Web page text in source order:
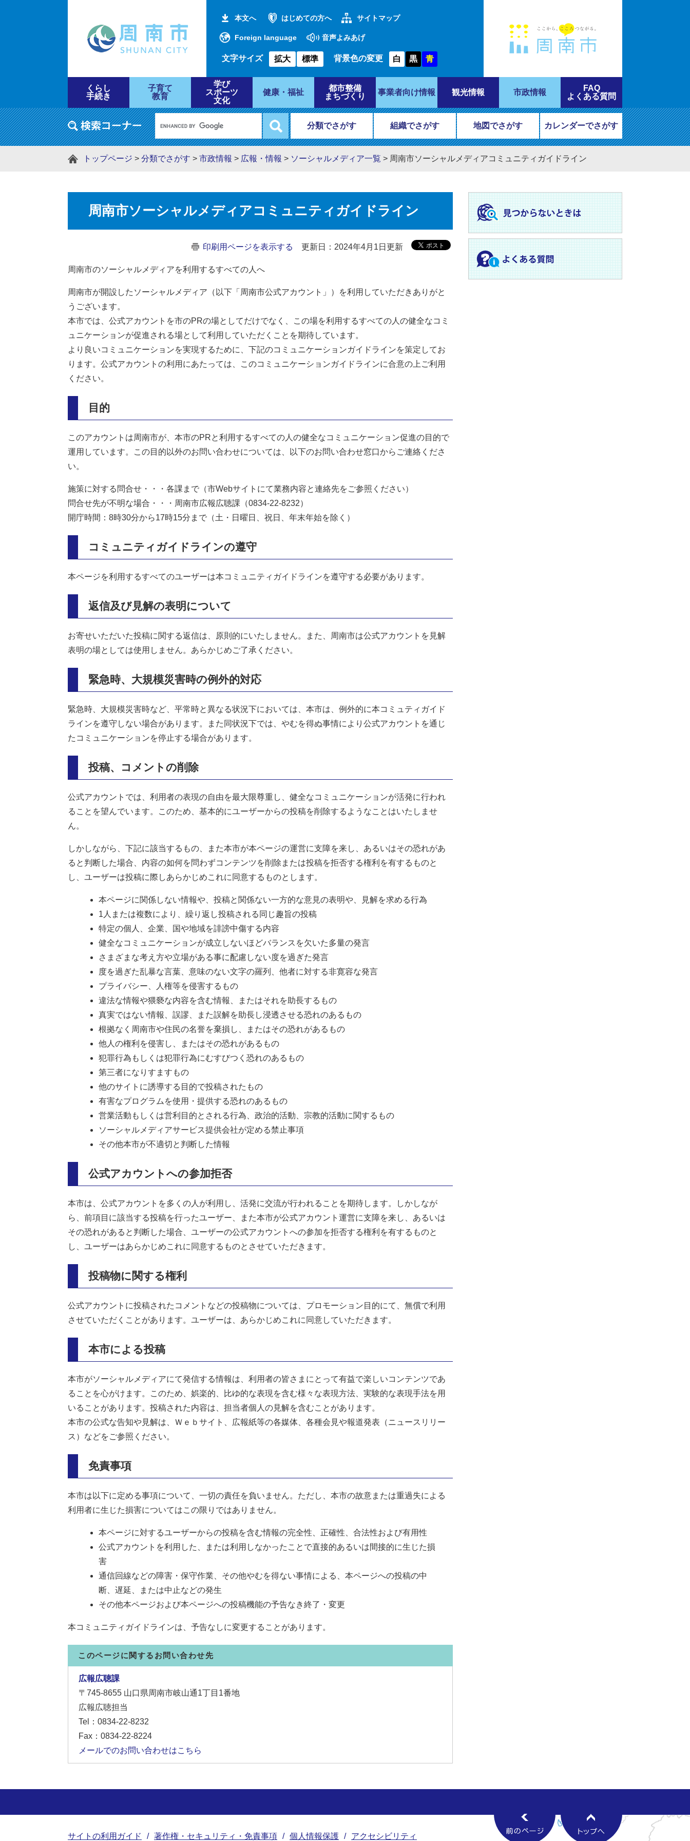
本文へ はじめての方へ サイトマップ
Foreign language 音声よみあげ
文字サイズ 拡大 標準 背景色の変更 白 黒 青
くらし
手続き
子育て
教育
学び
スポーツ
文化
健康・福祉
都市整備
まちづくり
事業者向け情報 観光情報 市政情報
FAQ
よくある質問
分類でさがす 組織でさがす 地図でさがす カレンダーでさがす
トップページ > 分類でさがす > 市政情報 > 広報・情報 > ソーシャルメディア一覧 > 周南市ソーシャルメディアコミュニティガイドライン
周南市ソーシャルメディアコミュニティガイドライン
印刷用ページを表示する 更新日：2024年4月1日更新
周南市のソーシャルメディアを利用するすべての人へ
周南市が開設したソーシャルメディア（以下「周南市公式アカウント」）を利用していただきありがと
うございます。
本市では、公式アカウントを市のPRの場としてだけでなく、この場を利用するすべての人の健全なコミ
ュニケーションが促進される場として利用していただくことを期待しています。
より良いコミュニケーションを実現するために、下記のコミュニケーションガイドラインを策定してお
ります。公式アカウントの利用にあたっては、このコミュニケーションガイドラインに合意の上ご利用
ください。
目的
このアカウントは周南市が、本市のPRと利用するすべての人の健全なコミュニケーション促進の目的で
運用しています。この目的以外のお問い合わせについては、以下のお問い合わせ窓口からご連絡くださ
い。
施策に対する問合せ・・・各課まで（市Webサイトにて業務内容と連絡先をご参照ください）
問合せ先が不明な場合・・・周南市広報広聴課（0834-22-8232）
開庁時間：8時30分から17時15分まで（土・日曜日、祝日、年末年始を除く）
コミュニティガイドラインの遵守
本ページを利用するすべてのユーザーは本コミュニティガイドラインを遵守する必要があります。
返信及び見解の表明について
お寄せいただいた投稿に関する返信は、原則的にいたしません。また、周南市は公式アカウントを見解
表明の場としては使用しません。あらかじめご了承ください。
緊急時、大規模災害時の例外的対応
緊急時、大規模災害時など、平常時と異なる状況下においては、本市は、例外的に本コミュティガイド
ラインを遵守しない場合があります。また同状況下では、やむを得ぬ事情により公式アカウントを通じ
たコミュニケーションを停止する場合があります。
投稿、コメントの削除
公式アカウントでは、利用者の表現の自由を最大限尊重し、健全なコミュニケーションが活発に行われ
ることを望んでいます。このため、基本的にユーザーからの投稿を削除するようなことはいたしませ
ん。
しかしながら、下記に該当するもの、また本市が本ページの運営に支障を来し、あるいはその恐れがあ
ると判断した場合、内容の如何を問わずコンテンツを削除または投稿を拒否する権利を有するものと
し、ユーザーは投稿に際しあらかじめこれに同意するものとします。
本ページに関係しない情報や、投稿と関係ない一方的な意見の表明や、見解を求める行為
1人または複数により、繰り返し投稿される同じ趣旨の投稿
特定の個人、企業、国や地域を誹謗中傷する内容
健全なコミュニケーションが成立しないほどバランスを欠いた多量の発言
さまざまな考え方や立場がある事に配慮しない度を過ぎた発言
度を過ぎた乱暴な言葉、意味のない文字の羅列、他者に対する非寛容な発言
プライバシー、人権等を侵害するもの
違法な情報や猥褻な内容を含む情報、またはそれを助長するもの
真実ではない情報、誤謬、また誤解を助長し浸透させる恐れのあるもの
根拠なく周南市や住民の名誉を棄損し、またはその恐れがあるもの
他人の権利を侵害し、またはその恐れがあるもの
犯罪行為もしくは犯罪行為にむすびつく恐れのあるもの
第三者になりすますもの
他のサイトに誘導する目的で投稿されたもの
有害なプログラムを使用・提供する恐れのあるもの
営業活動もしくは営利目的とされる行為、政治的活動、宗教的活動に関するもの
ソーシャルメディアサービス提供会社が定める禁止事項
その他本市が不適切と判断した情報
公式アカウントへの参加拒否
本市は、公式アカウントを多くの人が利用し、活発に交流が行われることを期待します。しかしなが
ら、前項目に該当する投稿を行ったユーザー、また本市が公式アカウント運営に支障を来し、あるいは
その恐れがあると判断した場合、ユーザーの公式アカウントへの参加を拒否する権利を有するものと
し、ユーザーはあらかじめこれに同意するものとさせていただきます。
投稿物に関する権利
公式アカウントに投稿されたコメントなどの投稿物については、プロモーション目的にて、無償で利用
させていただくことがあります。ユーザーは、あらかじめこれに同意していただきます。
本市による投稿
本市がソーシャルメディアにて発信する情報は、利用者の皆さまにとって有益で楽しいコンテンツであ
ることを心がけます。このため、娯楽的、比ゆ的な表現を含む様々な表現方法、実験的な表現手法を用
いることがあります。投稿された内容は、担当者個人の見解を含むことがあります。
本市の公式な告知や見解は、Ｗｅｂサイト、広報紙等の各媒体、各種会見や報道発表（ニュースリリー
ス）などをご参照ください。
免責事項
本市は以下に定める事項について、一切の責任を負いません。ただし、本市の故意または重過失による
利用者に生じた損害についてはこの限りではありません。
本ページに対するユーザーからの投稿を含む情報の完全性、正確性、合法性および有用性
公式アカウントを利用した、または利用しなかったことで直接的あるいは間接的に生じた損
害
通信回線などの障害・保守作業、その他やむを得ない事情による、本ページへの投稿の中
断、遅延、または中止などの発生
その他本ページおよび本ページへの投稿機能の予告なき終了・変更
本コミュニティガイドラインは、予告なしに変更することがあります。
このページに関するお問い合わせ先
広報広聴課
〒745-8655 山口県周南市岐山通1丁目1番地
広報広聴担当
Tel：0834-22-8232
Fax：0834-22-8224
メールでのお問い合わせはこちら
サイトの利用ガイド 著作権・セキュリティ・免責事項 個人情報保護 アクセシビリティ